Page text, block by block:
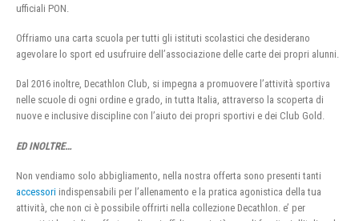
ufficiali PON.
Offriamo una carta scuola per tutti gli istituti scolastici che desiderano
agevolare lo sport ed usufruire dell’associazione delle carte dei propri alunni.
Dal 2016 inoltre, Decathlon Club, si impegna a promuovere l’attività sportiva
nelle scuole di ogni ordine e grado, in tutta Italia, attraverso la scoperta di
nuove e inclusive discipline con l’aiuto dei propri sportivi e dei Club Gold.
ED INOLTRE…
Non vendiamo solo abbigliamento, nella nostra offerta sono presenti tanti
accessori indispensabili per l’allenamento e la pratica agonistica della tua
attività, che non ci è possibile offrirti nella collezione Decathlon. e’ per